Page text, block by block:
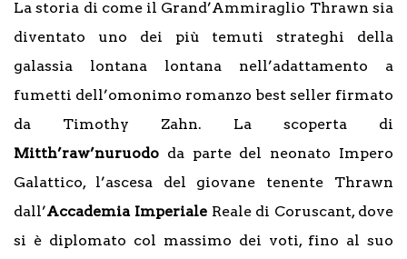
La storia di come il Grand’Ammiraglio Thrawn sia
diventato uno dei più temuti strateghi della
galassia lontana lontana nell’adattamento a
fumetti dell’omonimo romanzo best seller firmato
da Timothy Zahn. La scoperta di
Mitth’raw’nuruodo da parte del neonato Impero
Galattico, l’ascesa del giovane tenente Thrawn
dall’Accademia ImperialeReale di Coruscant, dove
si è diplomato col massimo dei voti, fino al suo